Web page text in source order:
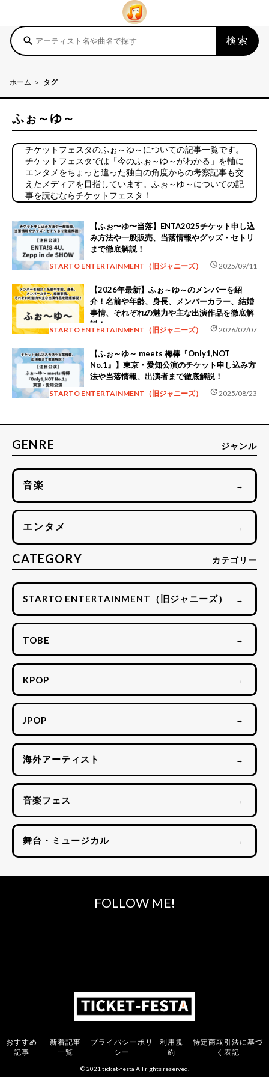
search 検索
ホーム タグ
ふぉ～ゆ～
チケットフェスタのふぉ～ゆ～についての記事一覧です。
チケットフェスタでは「今のふぉ～ゆ～がわかる」を軸に
エンタメをちょっと違った独自の角度からの考察記事も交
えたメディアを目指しています。ふぉ～ゆ～についての記
事を読むならチケットフェスタ！
【ふぉ〜ゆ〜当落】ENTA2025チケット申し込
み方法や一般販売、当落情報やグッズ・セトリ
まで徹底解説！
STARTO ENTERTAINMENT（旧ジャニーズ） schedule2025/09/11
【2026年最新】ふぉ～ゆ～のメンバーを紹
介！名前や年齢、身長、メンバーカラー、結婚
事情、それぞれの魅力や主な出演作品を徹底解
説！
STARTO ENTERTAINMENT（旧ジャニーズ） update2026/02/07
【ふぉ～ゆ～ meets 梅棒『Only1,NOT
No.1』】東京・愛知公演のチケット申し込み方
法や当落情報、出演者まで徹底解説！
STARTO ENTERTAINMENT（旧ジャニーズ） update2025/08/23
GENRE ジャンル
音楽 →
エンタメ →
CATEGORY カテゴリー
STARTO ENTERTAINMENT（旧ジャニーズ） →
TOBE →
KPOP →
JPOP →
海外アーティスト →
音楽フェス →
舞台・ミュージカル →
FOLLOW ME!
おすすめ
記事
新着記事
一覧
プライバシーポリ
シー
利用規
約
特定商取引法に基づ
く表記
© 2021 ticket-festa All rights reserved.